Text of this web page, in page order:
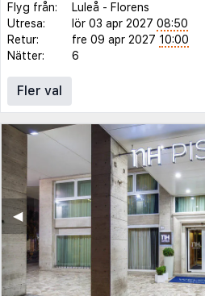
Flyg från: Luleå - Florens
Utresa:
lör 03 apr 2027 08:50
Retur:
fre 09 apr 2027 10:00
Nätter:
6
Fler val
◀︎